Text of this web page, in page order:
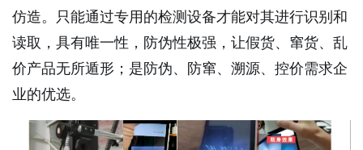
仿造。只能通过专用的检测设备才能对其进行识别和
读取，具有唯一性，防伪性极强，让假货、窜货、乱
价产品无所遁形；是防伪、防窜、溯源、控价需求企
业的优选。